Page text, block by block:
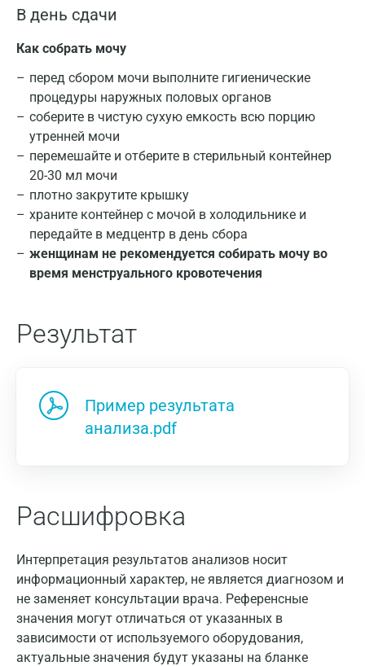
В день сдачи
Как собрать мочу
перед сбором мочи выполните гигиенические
процедуры наружных половых органов
соберите в чистую сухую емкость всю порцию
утренней мочи
перемешайте и отберите в стерильный контейнер
20-30 мл мочи
плотно закрутите крышку
храните контейнер с мочой в холодильнике и
передайте в медцентр в день сбора
женщинам не рекомендуется собирать мочу во
время менструального кровотечения
Результат
Пример результата
анализа.pdf
Расшифровка
Интерпретация результатов анализов носит
информационный характер, не является диагнозом и
не заменяет консультации врача. Референсные
значения могут отличаться от указанных в
зависимости от используемого оборудования,
актуальные значения будут указаны на бланке
Москва
Казань
Апрелевка
Армавир
Барнаул
Великий Новгород
Видное
Владимир